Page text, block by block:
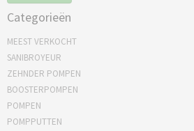
Categorieën
MEEST VERKOCHT
SANIBROYEUR
ZEHNDER POMPEN
BOOSTERPOMPEN
POMPEN
POMPPUTTEN